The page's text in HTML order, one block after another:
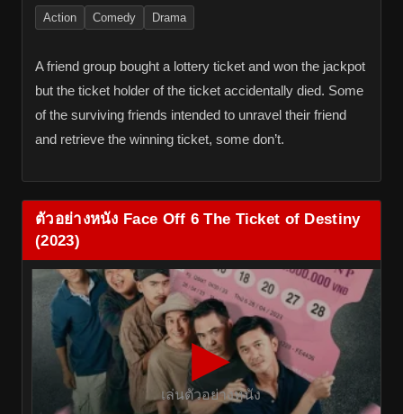
Action Comedy Drama
A friend group bought a lottery ticket and won the jackpot
but the ticket holder of the ticket accidentally died. Some
of the surviving friends intended to unravel their friend
and retrieve the winning ticket, some don’t.
ตัวอย่างหนัง Face Off 6 The Ticket of Destiny
(2023)
▶
เล่นตัวอย่างหนัง